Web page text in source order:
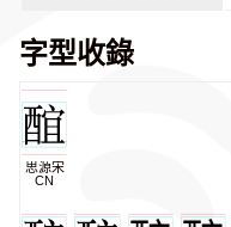
字型收錄
思源宋
CN